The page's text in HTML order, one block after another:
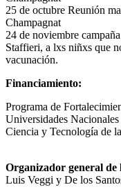
25 de octubre Reunión
Champagnat
24 de noviembre
Staffieri, a lxs niñxs que
vacunación.
Financiamiento:
Programa de
Universidades
Ciencia y Tecnología de
Organizador general de
Luis Veggi y De los